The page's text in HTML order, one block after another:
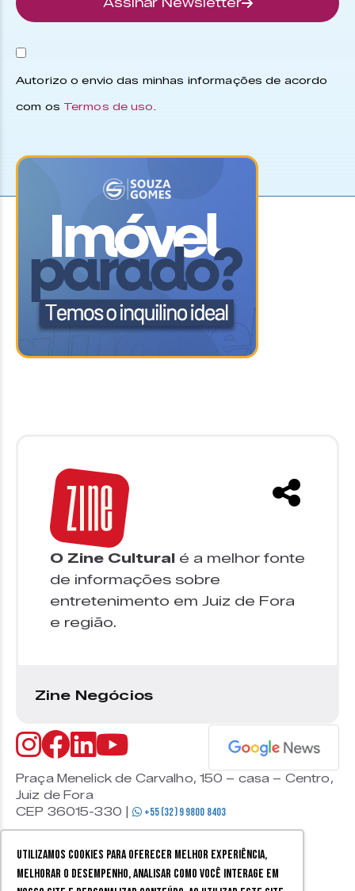
Utilizamos cookies para oferecer melhor experiência,
melhorar o desempenho, analisar como você interage em
Autorizo o envio das minhas informações de acordo
com os Termos de uso.
O Zine Cultural é a melhor fonte
de informações sobre
entretenimento em Juiz de Fora
e região.
Zine Negócios
Praça Menelick de Carvalho, 150 – casa – Centro,
Juiz de Fora
CEP 36015-330 |
+55 (32) 9 9800 8403